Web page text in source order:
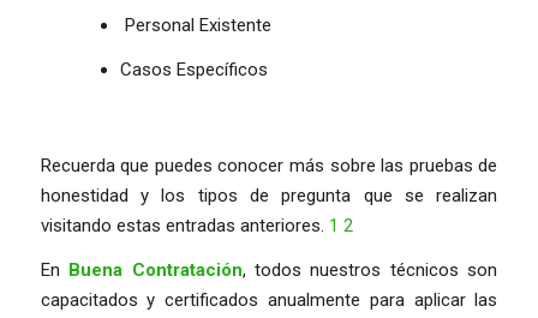
Personal Existente
Casos Específicos
Recuerda que puedes conocer más sobre las pruebas de
honestidad y los tipos de pregunta que se realizan
visitando estas entradas anteriores. 1 2
En Buena Contratación, todos nuestros técnicos son
capacitados y certificados anualmente para aplicar las